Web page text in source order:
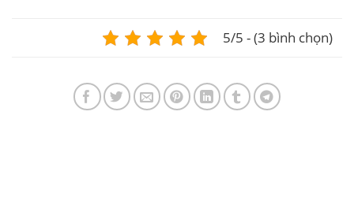
5/5 - (3 bình chọn)